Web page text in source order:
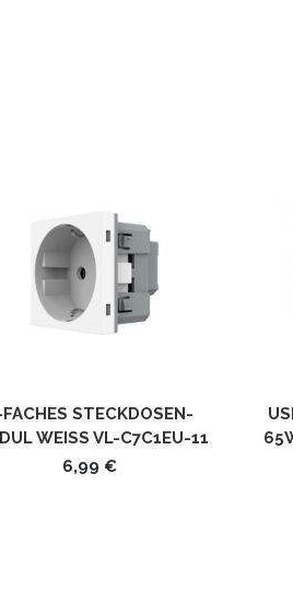
STECKDOSEN-
WEISS VL-C7C1EU-11 L
IVOLO
6,99 €